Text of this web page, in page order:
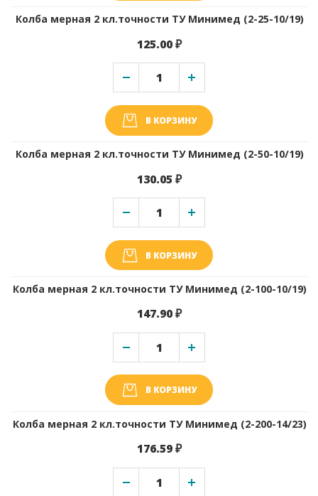
Колба мерная 2 кл.точности ТУ Минимед (2-25-10/19)
125.00 ₽
В КОРЗИНУ
Колба мерная 2 кл.точности ТУ Минимед (2-50-10/19)
130.05 ₽
В КОРЗИНУ
Колба мерная 2 кл.точности ТУ Минимед (2-100-10/19)
147.90 ₽
В КОРЗИНУ
Колба мерная 2 кл.точности ТУ Минимед (2-200-14/23)
176.59 ₽